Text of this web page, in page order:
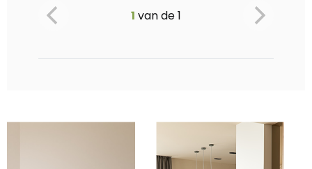
Marseille, kussen
Vanaf €69
- 0 +
1 van de1